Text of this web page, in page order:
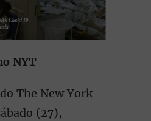
NYT
The New York
(27),